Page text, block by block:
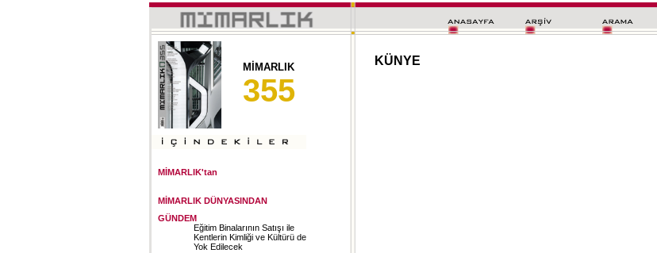
MİMARLIK
355
MİMARLIK'tan
MİMARLIK DÜNYASINDAN
GÜNDEM
Eğitim Binalarının Satışı ile
Kentlerin Kimliği ve Kültürü de
Yok Edilecek
KÜNYE